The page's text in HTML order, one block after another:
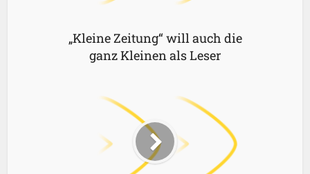
„Kleine Zeitung“ will auch die
ganz Kleinen als Leser